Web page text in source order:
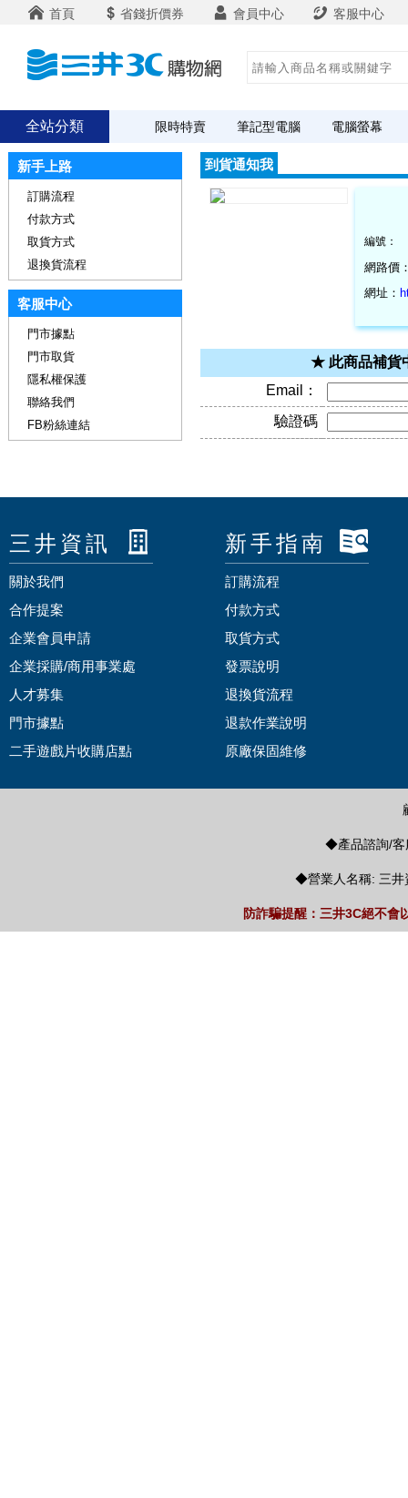
首頁 省錢折價券 會員中心 客服中心
全站分類 限時特賣 筆記型電腦 電腦螢幕
到貨通知我
編號：
網路價
網址：
★ 此商品補貨
Email：
驗證碼
新手上路
訂購流程
付款方式
取貨方式
退換貨流程
客服中心
門市據點
門市取貨
隱私權保護
聯絡我們
FB粉絲連結
三井資訊
關於我們
合作提案
企業會員申請
企業採購/商用事業處
人才募集
門市據點
二手遊戲片收購店點
新手指南
訂購流程
付款方式
取貨方式
發票說明
退換貨流程
退款作業說明
原廠保固維修
◆產品諮詢/客
◆營業人名稱: 三井
防詐騙提醒：三井3C絕不會